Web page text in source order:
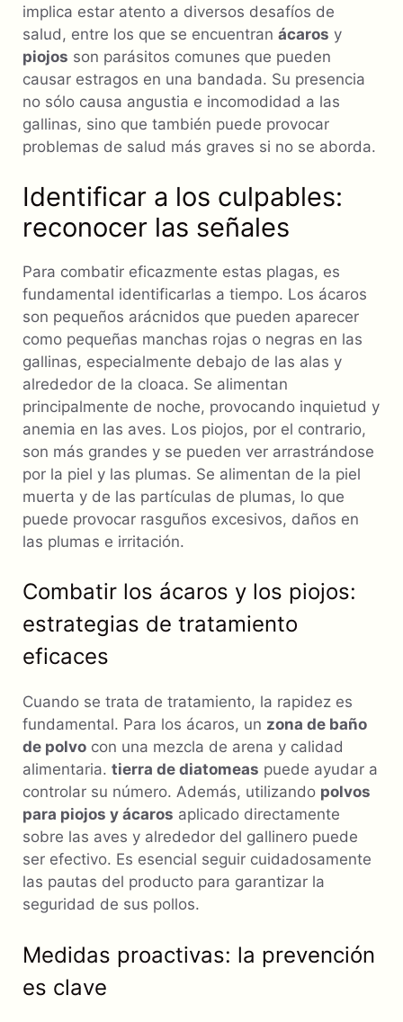
implica estar atento a diversos desafíos de
salud, entre los que se encuentran ácaros y
piojos son parásitos comunes que pueden
causar estragos en una bandada. Su presencia
no sólo causa angustia e incomodidad a las
gallinas, sino que también puede provocar
problemas de salud más graves si no se aborda.
Identificar a los culpables:
reconocer las señales
Para combatir eficazmente estas plagas, es
fundamental identificarlas a tiempo. Los ácaros
son pequeños arácnidos que pueden aparecer
como pequeñas manchas rojas o negras en las
gallinas, especialmente debajo de las alas y
alrededor de la cloaca. Se alimentan
principalmente de noche, provocando inquietud y
anemia en las aves. Los piojos, por el contrario,
son más grandes y se pueden ver arrastrándose
por la piel y las plumas. Se alimentan de la piel
muerta y de las partículas de plumas, lo que
puede provocar rasguños excesivos, daños en
las plumas e irritación.
Combatir los ácaros y los piojos:
estrategias de tratamiento
eficaces
Cuando se trata de tratamiento, la rapidez es
fundamental. Para los ácaros, un zona de baño
de polvo con una mezcla de arena y calidad
alimentaria. tierra de diatomeas puede ayudar a
controlar su número. Además, utilizando polvos
para piojos y ácaros aplicado directamente
sobre las aves y alrededor del gallinero puede
ser efectivo. Es esencial seguir cuidadosamente
las pautas del producto para garantizar la
seguridad de sus pollos.
Medidas proactivas: la prevención
es clave